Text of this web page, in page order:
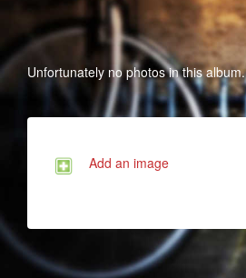
Unfortunately no photos in this album.
Add an image